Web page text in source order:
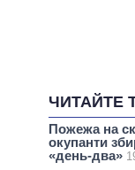
ЧИТАЙТЕ
Пожежа на
окупанти
«день-два»